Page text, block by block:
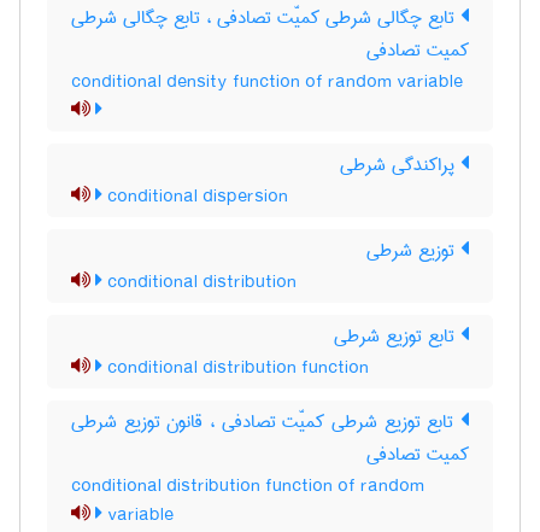
تابع چگالی شرطی کمیّت تصادفی ، تابع چگالی شرطی
کمیت تصادفی
conditional density function of random variable
پراکندگی شرطی
conditional dispersion
توزیع شرطی
conditional distribution
تابع توزیع شرطی
conditional distribution function
تابع توزیع شرطی کمیّت تصادفی ، قانون توزیع شرطی
کمیت تصادفی
conditional distribution function of random
variable